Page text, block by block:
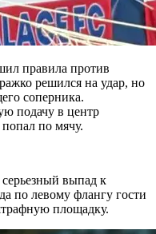
правила против
решился на удар, но
соперника.
подачу в центр
по мячу.
выпад к
по левому флангу гости
площадку.